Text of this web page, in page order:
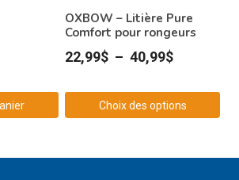
OXBOW – Litière Pure
Comfort pour rongeurs
22,99$ – 40,99$Plage
prix :
22,99$
Choix des options